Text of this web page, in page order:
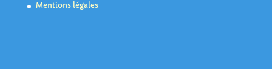
Mentions légales